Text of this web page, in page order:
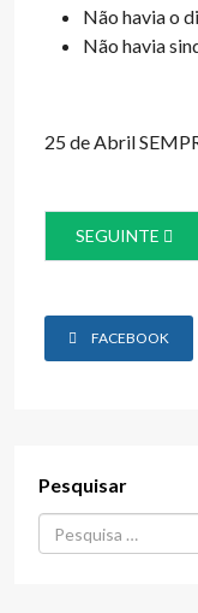
Não havia o
Não havia
25 de Abril
ARTIGO
SEGUINTE
FACEBOOK
Pesquisar
Procurar...